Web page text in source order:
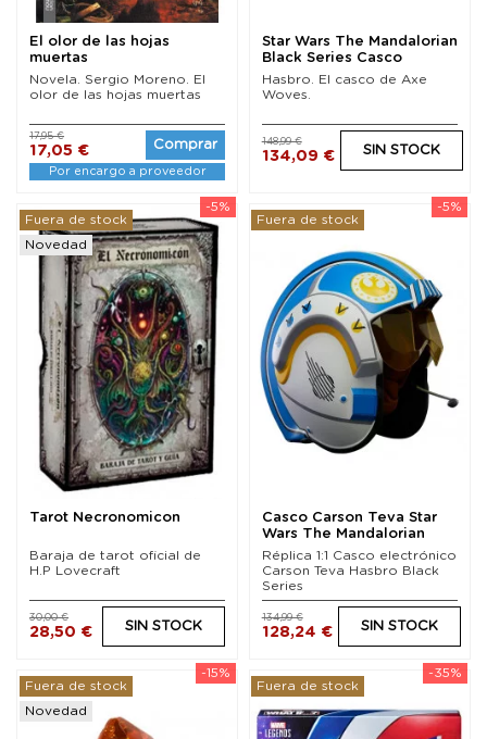
El olor de las hojas
muertas
Novela. Sergio Moreno. El
olor de las hojas muertas
17,05 €
17,95 €
Comprar
Por encargo a proveedor
Star Wars The Mandalorian
Black Series Casco
Electrónico Axe...
Hasbro. El casco de Axe
Woves.
134,09 €
148,99 €
SIN STOCK
-5%
Fuera de stock
Novedad
Tarot Necronomicon
Baraja de tarot oficial de
H.P Lovecraft
28,50 €
30,00 €
SIN STOCK
-5%
Fuera de stock
Casco Carson Teva Star
Wars The Mandalorian
Black Series...
Réplica 1:1 Casco electrónico
Carson Teva Hasbro Black
Series
128,24 €
134,99 €
SIN STOCK
-15%
Fuera de stock
Novedad
-35%
Fuera de stock